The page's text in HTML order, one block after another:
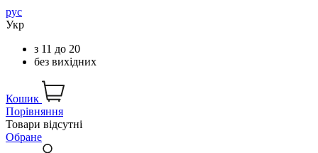
рус
Укр
з 11 до 20
без вихідних
Кошик
Порівняння
Товари відсутні
Обране